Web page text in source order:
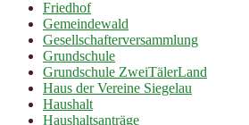
Friedhof
Gemeindewald
Gesellschafterversammlung
Grundschule
Grundschule ZweiTälerLand
Haus der Vereine Siegelau
Haushalt
Haushaltsanträge